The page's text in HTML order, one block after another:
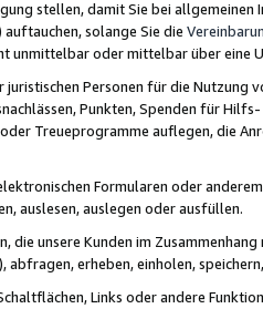
stellen, damit Sie bei
solange Sie die
unmittelbar oder mittelbar über eine
Personen für die Nutzung
Punkten, Spenden für
Treueprogramme auflegen, die
Formularen oder
auslesen, auslegen oder ausfüllen.
die unsere Kunden im
abfragen, erheben, einholen,
Links oder andere